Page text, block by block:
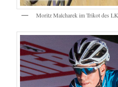
Moritz Malcharek im Trikot des